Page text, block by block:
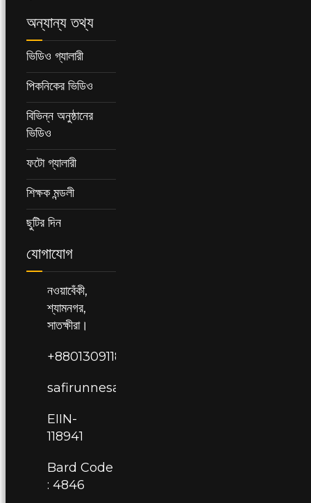
অন্যান্য তথ্য
ভিডিও গ্যালারী
পিকনিকের ভিডিও
বিভিন্ন অনুষ্ঠানের
ভিডিও
ফটো গ্যালারী
শিক্ষক মন্ডলী
ছুটির দিন
যোগাযোগ
নওয়াবেঁকী,
শ্যামনগর,
সাতক্ষীরা।
+8801309118941
safirunnesagirlshighschool@gmail.com
EIIN-
118941
Bard Code
: 4846